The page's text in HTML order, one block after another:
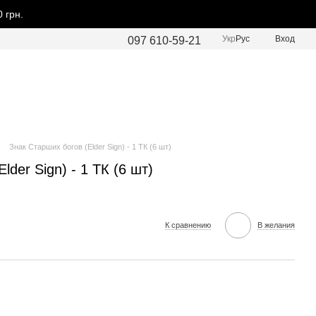
097 610-59-21 Укр Рус Вход
Знак Старших богов (Elder Sign) - 1 ТК (6 шт)
Sign) - 1 ТК (6 шт)
К сравнению В желания